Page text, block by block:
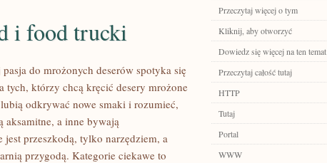
i food trucki
do mrożonych deserów spotyka się
tych, którzy chcą kręcić desery mrożone
odkrywać nowe smaki i rozumieć,
aksamitne, a inne bywają
przeszkodą, tylko narzędziem, a
przygodą. Kategorie ciekawe to
Przeczytaj więcej o tym
Kliknij, aby otworzyć
Dowiedz się więcej na ten temat
Przeczytaj całość tutaj
HTTP
Tutaj
Portal
WWW